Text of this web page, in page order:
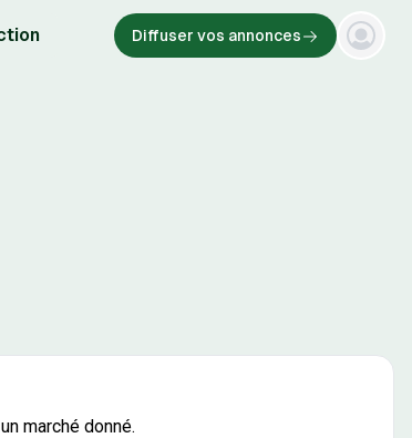
Diffuser vos annonces
marché donné.